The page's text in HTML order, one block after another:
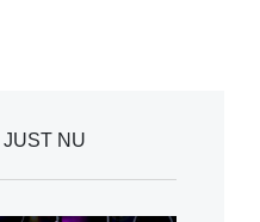
JUST NU